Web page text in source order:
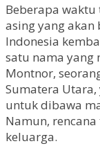
Beberapa
asing yang
Indonesia
satu nama yang
Montnor,
Sumatera Utara,
untuk dibawa
Namun,
keluarga.